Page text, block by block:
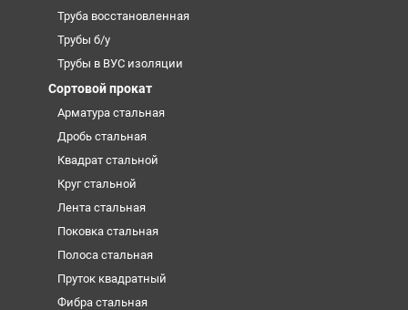
Труба восстановленная
Трубы б/у
Трубы в ВУС изоляции
Сортовой прокат
Арматура стальная
Дробь стальная
Квадрат стальной
Круг стальной
Лента стальная
Поковка стальная
Полоса стальная
Пруток квадратный
Фибра стальная